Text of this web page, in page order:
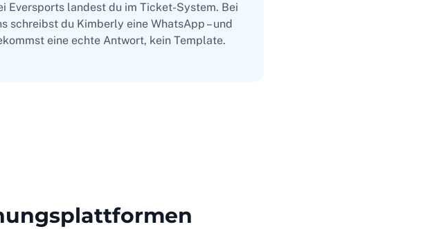
Eversports landest du im Ticket-System. Bei
schreibst du Kimberly eine WhatsApp – und
eine echte Antwort, kein Template.